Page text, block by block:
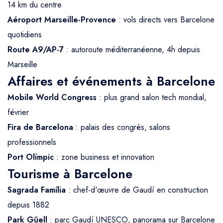
14 km du centre
Aéroport Marseille-Provence : vols directs vers Barcelone
quotidiens
Route A9/AP-7 : autoroute méditerranéenne, 4h depuis
Marseille
Affaires et événements à Barcelone
Mobile World Congress : plus grand salon tech mondial,
février
Fira de Barcelona : palais des congrès, salons
professionnels
Port Olímpic : zone business et innovation
Tourisme à Barcelone
Sagrada Família : chef-d'œuvre de Gaudí en construction
depuis 1882
Park Güell : parc Gaudí UNESCO, panorama sur Barcelone